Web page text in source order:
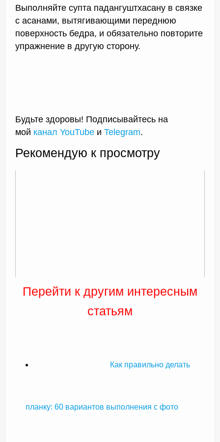
Выполняйте супта падангуштхасану в связке
с асанами, вытягивающими переднюю
поверхность бедра, и обязательно повторите
упражнение в другую сторону.
Будьте здоровы! Подписывайтесь на
мой канал YouTube и Telegram.
Рекомендую к просмотру
Перейти к другим интересным
статьям
Как правильно делать
планку: 60 вариантов выполнения с фото